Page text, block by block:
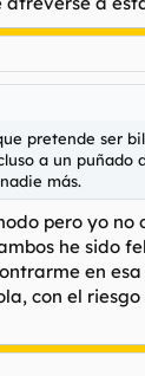
pretende ser
a un
más.
pero yo no
he
en
con el